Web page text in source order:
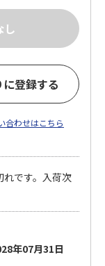
登録する
合わせはこちら
です。入荷次
年07月31日